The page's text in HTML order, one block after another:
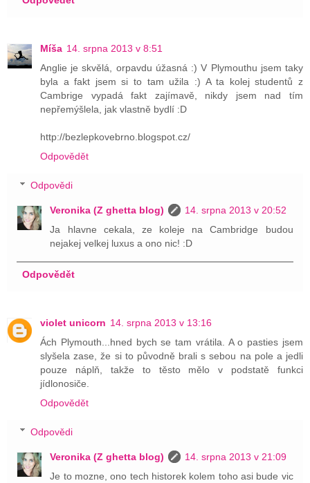
Míša 14. srpna 2013 v 8:51
Anglie je skvělá, orpavdu úžasná :) V Plymouthu jsem taky
byla a fakt jsem si to tam užila :) A ta kolej studentů z
Cambrige vypadá fakt zajímavě, nikdy jsem nad tím
nepřemýšlela, jak vlastně bydlí :D
http://bezlepkovebrno.blogspot.cz/
Odpovědět
Odpovědi
Veronika (Z ghetta blog)
14. srpna 2013 v 20:52
Ja hlavne cekala, ze koleje na Cambridge budou
nejakej velkej luxus a ono nic! :D
Odpovědět
violet unicorn 14. srpna 2013 v 13:16
Ách Plymouth...hned bych se tam vrátila. A o pasties jsem
slyšela zase, že si to původně brali s sebou na pole a jedli
pouze náplň, takže to těsto mělo v podstatě funkci
jídlonosiče.
Odpovědět
Odpovědi
Veronika (Z ghetta blog)
14. srpna 2013 v 21:09
Je to mozne, ono tech historek kolem toho asi bude vic